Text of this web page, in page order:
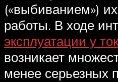
(«выбиванием»)
работы. В ходе
эксплуатации у
возникает
менее серьезных